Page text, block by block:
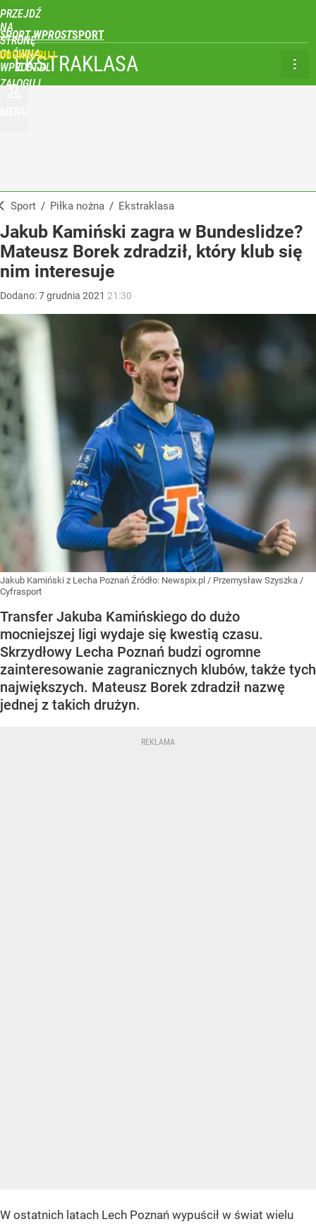
PRZEJDŹ
NA
STRONĘ
GŁÓWNĄ
WPROST.PL
SPORT WPROST
ZALOGUJ
EKSTRAKLASA
Sport / Piłka nożna / Ekstraklasa
Jakub Kamiński zagra w Bundeslidze?
Mateusz Borek zdradził, który klub się
nim interesuje
Dodano:7grudnia 2021 21:30
Jakub Kamiński z Lecha Poznań Źródło: Newspix.pl / Przemysław Szyszka /
Cyfrasport
Transfer Jakuba Kamińskiego do dużo
mocniejszej ligi wydaje się kwestią czasu.
Skrzydłowy Lecha Poznań budzi ogromne
zainteresowanie zagranicznych klubów, także tych
największych. Mateusz Borek zdradził nazwę
jednej z takich drużyn.
W ostatnich latach Lech Poznań wypuścił w świat wielu